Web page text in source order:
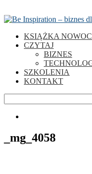
KSIĄŻKA
CZYTAJ
BIZNES
SZKOLENIA
KONTAKT
_mg_4058